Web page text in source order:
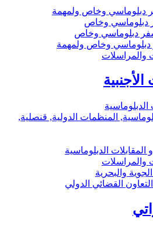
دبلوماسي وخاص ولمهمة
دبلوماسي وخاص
دبلوماسي وخاص
دبلوماسي وخاص ولمهمة
والمراسلات
الدبلوماسية
المنظمات الدولية, قنصلية,
المقابلات الدبلوماسية
والمراسلات
والبحرية
القضائي الدولي